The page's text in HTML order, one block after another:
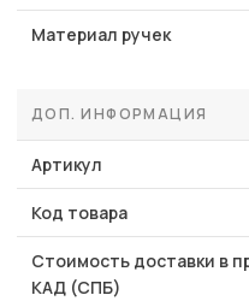
Материал ручек
ДОП. ИНФОРМАЦИЯ
Артикул
Код товара
Стоимость доставки в
КАД (СПБ)